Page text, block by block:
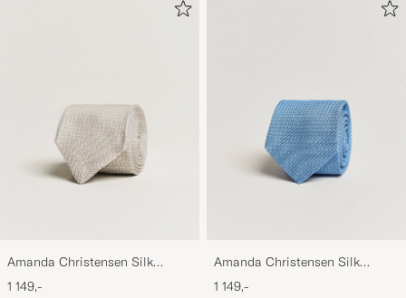
Amanda Christensen Silk
Grenadine 8 cm Tie Beige
1 149,-
Amanda Christensen Silk
Grenadine 8 cm Tie Sky Blue
1 149,-